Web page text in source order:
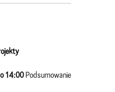
14:00Podsumowanie